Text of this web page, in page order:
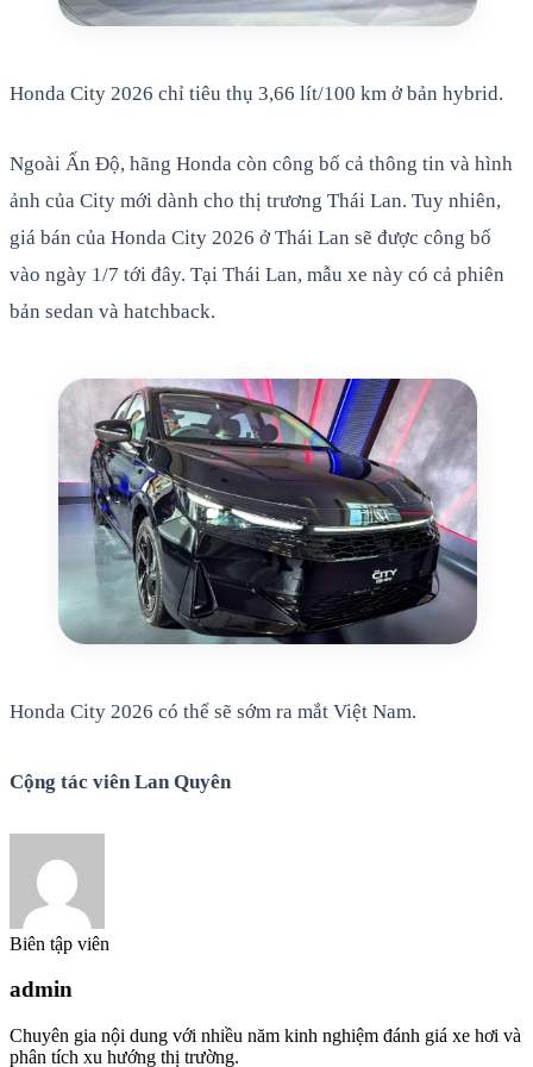
Honda City 2026 chỉ tiêu thụ 3,66 lít/100 km ở bản hybrid.
Ngoài Ấn Độ, hãng Honda còn công bố cả thông tin và hình
ảnh của City mới dành cho thị trương Thái Lan. Tuy nhiên,
giá bán của Honda City 2026 ở Thái Lan sẽ được công bố
vào ngày 1/7 tới đây. Tại Thái Lan, mẫu xe này có cả phiên
bản sedan và hatchback.
Honda City 2026 có thể sẽ sớm ra mắt Việt Nam.
Cộng tác viên Lan Quyên
Biên tập viên
admin
Chuyên gia nội dung với nhiều năm kinh nghiệm đánh giá xe hơi và
phân tích xu hướng thị trường.